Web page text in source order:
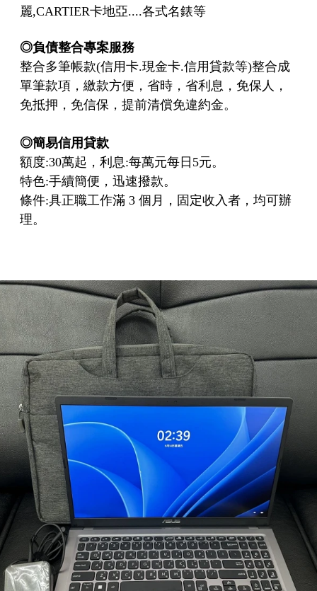
麗,CARTIER卡地亞....各式名錶等
◎負債整合專案服務
整合多筆帳款(信用卡.現金卡.信用貸款等)整合成
單筆款項，繳款方便，省時，省利息，免保人，
免抵押，免信保，提前清償免違約金。
◎簡易信用貸款
額度:30萬起，利息:每萬元每日5元。
特色:手續簡便，迅速撥款。
條件:具正職工作滿 3 個月，固定收入者，均可辦
理。